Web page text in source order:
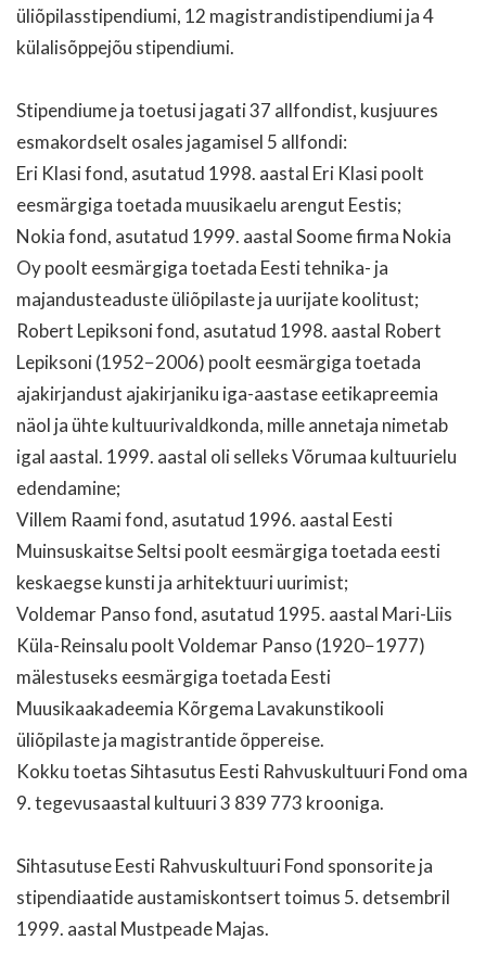
üliõpilasstipendiumi, 12 magistrandistipendiumi ja 4
külalisõppejõu stipendiumi.
Stipendiume ja toetusi jagati 37 allfondist, kusjuures
esmakordselt osales jagamisel 5 allfondi:
Eri Klasi fond, asutatud 1998. aastal Eri Klasi poolt
eesmärgiga toetada muusikaelu arengut Eestis;
Nokia fond, asutatud 1999. aastal Soome firma Nokia
Oy poolt eesmärgiga toetada Eesti tehnika- ja
majandusteaduste üliõpilaste ja uurijate koolitust;
Robert Lepiksoni fond, asutatud 1998. aastal Robert
Lepiksoni (1952−2006) poolt eesmärgiga toetada
ajakirjandust ajakirjaniku iga-aastase eetikapreemia
näol ja ühte kultuurivaldkonda, mille annetaja nimetab
igal aastal. 1999. aastal oli selleks Võrumaa kultuurielu
edendamine;
Villem Raami fond, asutatud 1996. aastal Eesti
Muinsuskaitse Seltsi poolt eesmärgiga toetada eesti
keskaegse kunsti ja arhitektuuri uurimist;
Voldemar Panso fond, asutatud 1995. aastal Mari-Liis
Küla-Reinsalu poolt Voldemar Panso (1920−1977)
mälestuseks eesmärgiga toetada Eesti
Muusikaakadeemia Kõrgema Lavakunstikooli
üliõpilaste ja magistrantide õppereise.
Kokku toetas Sihtasutus Eesti Rahvuskultuuri Fond oma
9. tegevusaastal kultuuri 3 839 773 krooniga.
Sihtasutuse Eesti Rahvuskultuuri Fond sponsorite ja
stipendiaatide austamiskontsert toimus 5. detsembril
1999. aastal Mustpeade Majas.